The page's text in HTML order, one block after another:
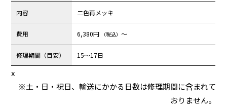
内容 二色再メッキ
費用 6,380円 （税込）～
修理期間（目安） 15〜17日
x
※土・日・祝日、輸送にかかる日数は修理期間に含まれて
おりません。